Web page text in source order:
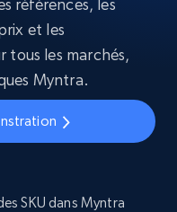
références, les
et les
tous les marchés,
Myntra.
SKU dans Myntra